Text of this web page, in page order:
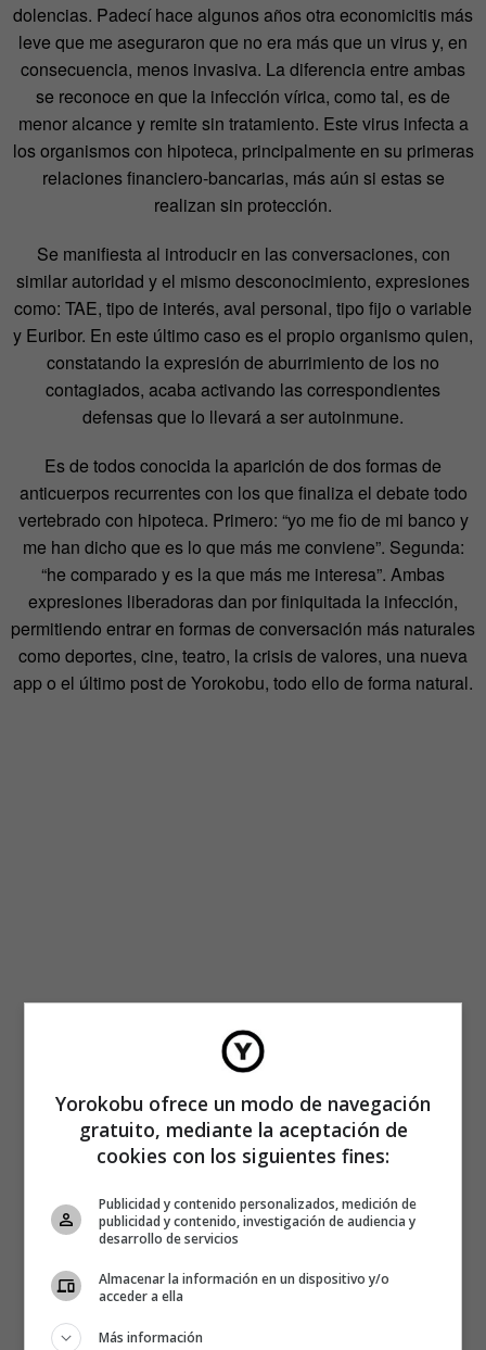
dolencias. Padecí hace algunos años otra economicitis más
leve que me aseguraron que no era más que un virus y, en
consecuencia, menos invasiva. La diferencia entre ambas
se reconoce en que la infección vírica, como tal, es de
menor alcance y remite sin tratamiento. Este virus infecta a
los organismos con hipoteca, principalmente en su primeras
relaciones financiero-bancarias, más aún si estas se
realizan sin protección.
Se manifiesta al introducir en las conversaciones, con
similar autoridad y el mismo desconocimiento, expresiones
como: TAE, tipo de interés, aval personal, tipo fijo o variable
y Euribor. En este último caso es el propio organismo quien,
constatando la expresión de aburrimiento de los no
contagiados, acaba activando las correspondientes
defensas que lo llevará a ser autoinmune.
Es de todos conocida la aparición de dos formas de
anticuerpos recurrentes con los que finaliza el debate todo
vertebrado con hipoteca. Primero: “yo me fio de mi banco y
me han dicho que es lo que más me conviene”. Segunda:
“he comparado y es la que más me interesa”. Ambas
expresiones liberadoras dan por finiquitada la infección,
permitiendo entrar en formas de conversación más naturales
como deportes, cine, teatro, la crisis de valores, una nueva
app o el último post de Yorokobu, todo ello de forma natural.
Yorokobu ofrece un modo de navegación
gratuito, mediante la aceptación de
cookies con los siguientes fines:
Publicidad y contenido personalizados, medición de
publicidad y contenido, investigación de audiencia y
desarrollo de servicios
Almacenar la información en un dispositivo y/o
acceder a ella
Más información